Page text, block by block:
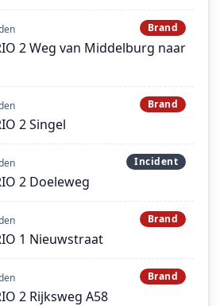
Brand
2 Weg van Middelburg naar
Brand
2 Singel
Incident
2 Doeleweg
Brand
1 Nieuwstraat
Brand
2 Rijksweg A58